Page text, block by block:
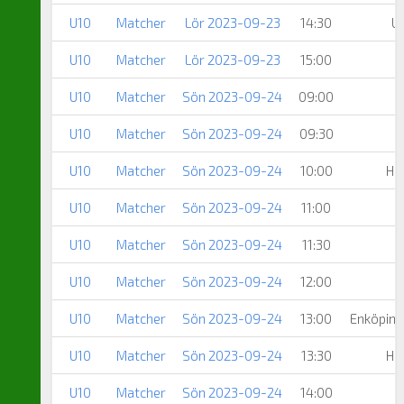
U10 Matcher Lör 2023-09-23 14:30
U10 Matcher Lör 2023-09-23 15:00
U10 Matcher Sön 2023-09-24 09:00
U10 Matcher Sön 2023-09-24 09:30
U10 Matcher Sön 2023-09-24 10:00
U10 Matcher Sön 2023-09-24 11:00
U10 Matcher Sön 2023-09-24 11:30
U10 Matcher Sön 2023-09-24 12:00
U10 Matcher Sön 2023-09-24 13:00
U10 Matcher Sön 2023-09-24 13:30
U10 Matcher Sön 2023-09-24 14:00